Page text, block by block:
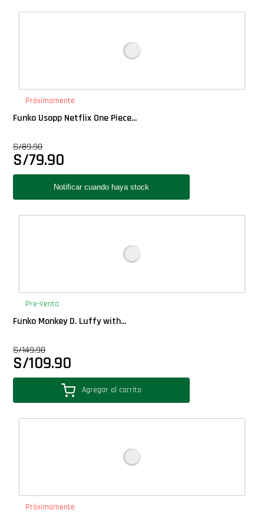
Próximamente
Funko Usopp Netflix One Piece...
S/89.90
S/79.90
Pre-Venta
Funko Monkey D. Luffy with...
S/149.90
S/109.90
Agregar al carrito
Próximamente